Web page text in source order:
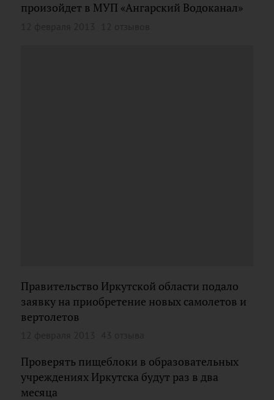
произойдет в МУП «Ангарский Водоканал»
Правительство Иркутской области подало
заявку на приобретение новых самолетов и
вертолетов
Проверять пищеблоки в образовательных
учреждениях Иркутска будут раз в два
месяца